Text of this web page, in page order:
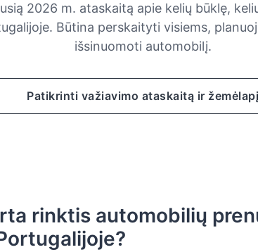
2026 m. ataskaitą apie kelių būklę,
Būtina perskaityti visiems,
išsinuomoti automobilį.
Patikrinti važiavimo ataskaitą ir žemėlapį
rinktis automobilių